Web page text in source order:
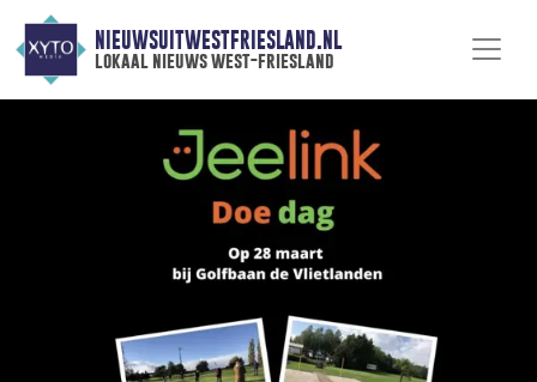
NIEUWSUITWESTFRIESLAND.NL
lokaal nieuws west-friesland